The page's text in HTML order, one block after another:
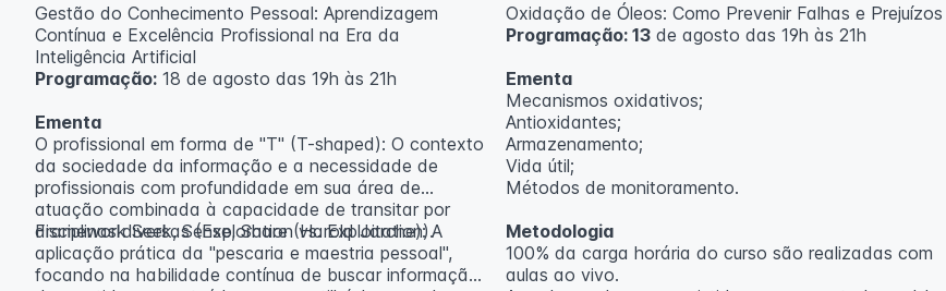
Gestão do Conhecimento Pessoal: Aprendizagem
Contínua e Excelência Profissional na Era da
Inteligência Artificial
Programação: 18 de agosto das 19h às 21h
Ementa
O profissional em forma de "T" (T-shaped): O contexto
da sociedade da informação e a necessidade de
profissionais com profundidade em sua área de
atuação combinada à capacidade de transitar por
disciplinas diversas (Exploration vs. Exploitation).
Framework Seek, Sense, Share (Harold Jarche): A
aplicação prática da "pescaria e maestria pessoal",
focando na habilidade contínua de buscar informação,
Oxidação de Óleos: Como Prevenir Falhas e Prejuízos
Programação: 13de agosto das 19h às 21h
Ementa
Mecanismos oxidativos;
Antioxidantes;
Armazenamento;
Vida útil;
Métodos de monitoramento.
Metodologia
100% da carga horária do curso são realizadas com
aulas ao vivo.